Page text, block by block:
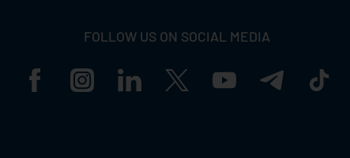
FOLLOW US ON SOCIAL MEDIA